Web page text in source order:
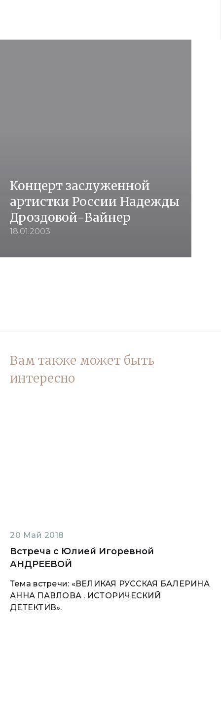
Концерт заслуженной
артистки России Надежды
Дроздовой-Вайнер
18.01.2003
Вам также может быть
интересно
20 Май 2018
Встреча с Юлией Игоревной
АНДРЕЕВОЙ
Тема встречи: «ВЕЛИКАЯ РУССКАЯ БАЛЕРИНА
АННА ПАВЛОВА . ИСТОРИЧЕСКИЙ
ДЕТЕКТИВ».